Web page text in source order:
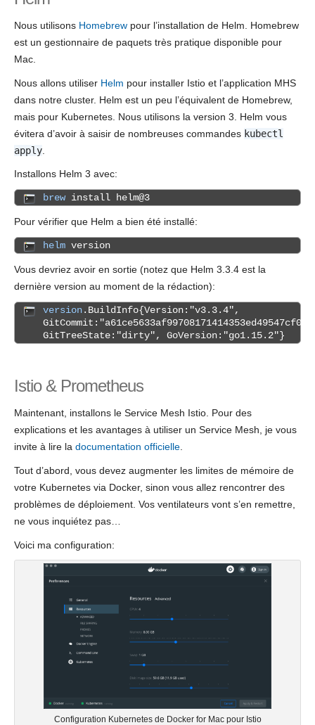
Nous utilisons Homebrew pour l’installation de Helm. Homebrew
est un gestionnaire de paquets très pratique disponible pour
Mac.
Nous allons utiliser Helm pour installer Istio et l’application MHS
dans notre cluster. Helm est un peu l’équivalent de Homebrew,
mais pour Kubernetes. Nous utilisons la version 3. Helm vous
évitera d’avoir à saisir de nombreuses commandes kubectl
apply
Installons Helm 3 avec:
brewinstall helm@3
Pour vérifier que Helm a bien été installé:
helm version
Vous devriez avoir en sortie (notez que Helm 3.3.4 est la
dernière version au moment de la rédaction):
version.BuildInfo{Version:"v3.3.4",
GitTreeState:"dirty", GoVersion:"go1.15.2"}
Istio & Prometheus
Maintenant, installons le Service Mesh Istio. Pour des
explications et les avantages à utiliser un Service Mesh, je vous
invite à lire la documentation officielle
Tout d’abord, vous devez augmenter les limites de mémoire de
votre Kubernetes via Docker, sinon vous allez rencontrer des
problèmes de déploiement. Vos ventilateurs vont s’en remettre,
ne vous inquiétez pas…
Voici ma configuration:
Configuration Kubernetes de Docker for Mac pour Istio